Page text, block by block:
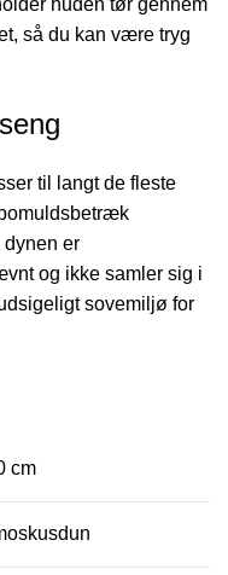
så du kan være tryg
til langt de fleste
er
og ikke samler sig i
sovemiljø for
cm